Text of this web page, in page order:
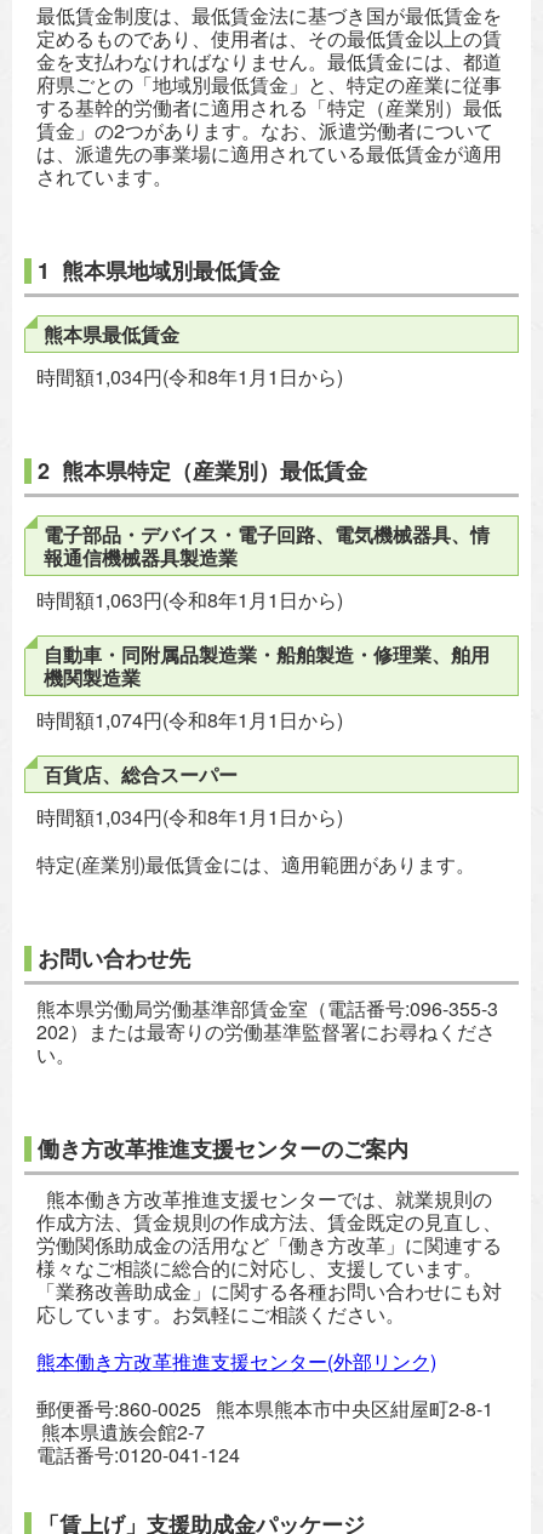
最低賃金制度は、最低賃金法に基づき国が最低賃金を
定めるものであり、使用者は、その最低賃金以上の賃
金を支払わなければなりません。最低賃金には、都道
府県ごとの「地域別最低賃金」と、特定の産業に従事
する基幹的労働者に適用される「特定（産業別）最低
賃金」の2つがあります。なお、派遣労働者について
は、派遣先の事業場に適用されている最低賃金が適用
されています。
1 熊本県地域別最低賃金
熊本県最低賃金
時間額1,034円(令和8年1月1日から)
2 熊本県特定（産業別）最低賃金
電子部品・デバイス・電子回路、電気機械器具、情
報通信機械器具製造業
時間額1,063円(令和8年1月1日から)
自動車・同附属品製造業・船舶製造・修理業、舶用
機関製造業
時間額1,074円(令和8年1月1日から)
百貨店、総合スーパー
時間額1,034円(令和8年1月1日から)
特定(産業別)最低賃金には、適用範囲があります。
お問い合わせ先
熊本県労働局労働基準部賃金室（電話番号:096-355-3
202）または最寄りの労働基準監督署にお尋ねくださ
い。
働き方改革推進支援センターのご案内
熊本働き方改革推進支援センターでは、就業規則の
作成方法、賃金規則の作成方法、賃金既定の見直し、
労働関係助成金の活用など「働き方改革」に関連する
様々なご相談に総合的に対応し、支援しています。
「業務改善助成金」に関する各種お問い合わせにも対
応しています。お気軽にご相談ください。
熊本働き方改革推進支援センター(外部リンク)
郵便番号:860-0025 熊本県熊本市中央区紺屋町2-8-1
熊本県遺族会館2-7
電話番号:0120-041-124
「賃上げ」支援助成金パッケージ